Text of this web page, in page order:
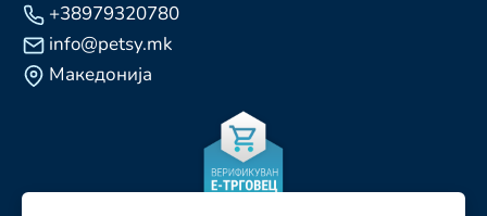
+38979320780
info@petsy.mk
Македонија